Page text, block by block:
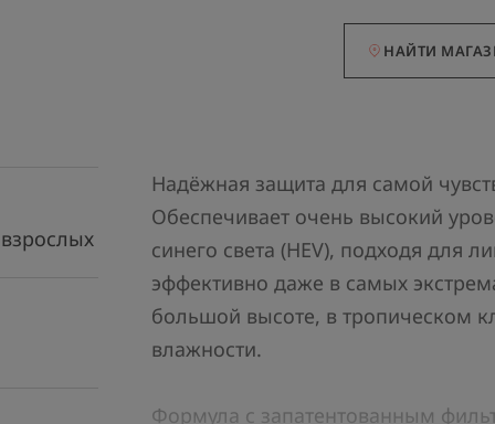
НАЙТИ
Надёжная защита для самой
Обеспечивает очень высокий
синего света (HEV), подходя для
эффективно даже в самых
большой высоте, в тропическом
влажности.
Формула с запатентованным